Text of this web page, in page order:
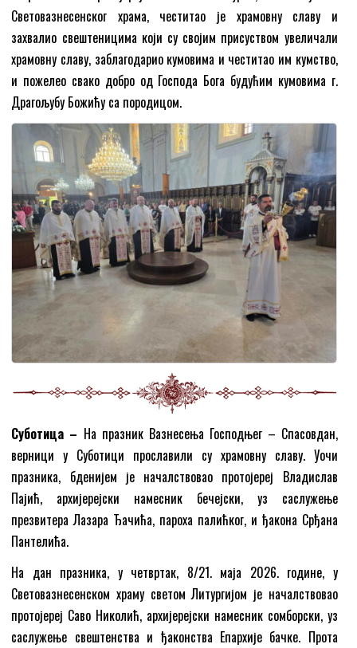
Световазнесенског храма, честитао је храмовну славу и
захвалио свештеницима који су својим присуством увеличали
храмовну славу, заблагодарио кумовима и честитао им кумство,
и пожелео свако добро од Господа Бога будућим кумовима г.
Драгољубу Божићу са породицом.
Суботицa – На празник Вазнесења Господњег – Спасовдан,
верници у Суботици прославили су храмовну славу. Уочи
празника, бденијем је началствовао протојереј Владислав
Пајић, архијерејски намесник бечејски, уз саслужење
презвитера Лазара Ђачића, пароха палићког, и ђакона Срђана
Пантелића.
На дан празника, у четвртак, 8/21. маја 2026. године, у
Световазнесенском храму светом Литургијом је началствовао
протојереј Саво Николић, архијерејски намесник сомборски, уз
саслужење свештенства и ђаконства Епархије бачке. Прота